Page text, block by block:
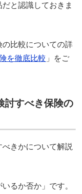
と認識しておきま
比較についての詳
を徹底比較 」をご
討すべき保険の
きかについて解説
るか否か」です。